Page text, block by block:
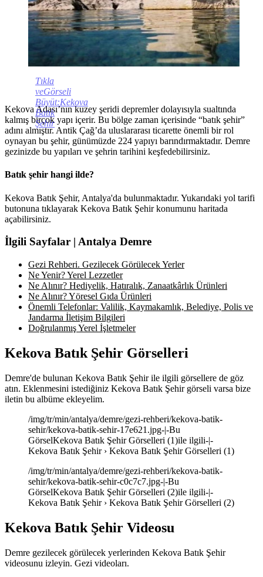
Tıkla
veGörseli
Büyüt:Kekova
Batık
Şehir
Kekova Adası’nın kuzey şeridi depremler dolayısıyla sualtında
kalmış birçok yapı içerir. Bu bölge zaman içerisinde “batık şehir”
adını almıştır. Antik Çağ’da uluslararası ticarette önemli bir rol
oynayan bu şehir, günümüzde 224 yapıyı barındırmaktadır. Demre
gezinizde bu yapıları ve şehrin tarihini keşfedebilirsiniz.
Batık şehir hangi ilde?
Kekova Batık Şehir, Antalya'da bulunmaktadır. Yukarıdaki yol tarifi
butonuna tıklayarak Kekova Batık Şehir konumunu haritada
açabilirsiniz.
İlgili Sayfalar | Antalya Demre
Gezi Rehberi. Gezilecek Görülecek Yerler
Ne Yenir? Yerel Lezzetler
Ne Alınır? Hediyelik, Hatıralık, Zanaatkârlık Ürünleri
Ne Alınır? Yöresel Gıda Ürünleri
Önemli Telefonlar: Valilik, Kaymakamlık, Belediye, Polis ve
Jandarma İletişim Bilgileri
Doğrulanmış Yerel İşletmeler
Kekova Batık Şehir Görselleri
Demre'de bulunan Kekova Batık Şehir ile ilgili görsellere de göz
atın. Eklenmesini istediğiniz Kekova Batık Şehir görseli varsa bize
iletin bu albüme ekleyelim.
/img/tr/min/antalya/demre/gezi-rehberi/kekova-batik-
sehir/kekova-batik-sehir-17e621.jpg-|-Bu
GörselKekova Batık Şehir Görselleri (1)ile ilgili-|-
Kekova Batık Şehir › Kekova Batık Şehir Görselleri (1)
/img/tr/min/antalya/demre/gezi-rehberi/kekova-batik-
sehir/kekova-batik-sehir-c0c7c7.jpg-|-Bu
GörselKekova Batık Şehir Görselleri (2)ile ilgili-|-
Kekova Batık Şehir › Kekova Batık Şehir Görselleri (2)
Kekova Batık Şehir Videosu
Demre gezilecek görülecek yerlerinden Kekova Batık Şehir
videosunu izleyin. Gezi videoları.